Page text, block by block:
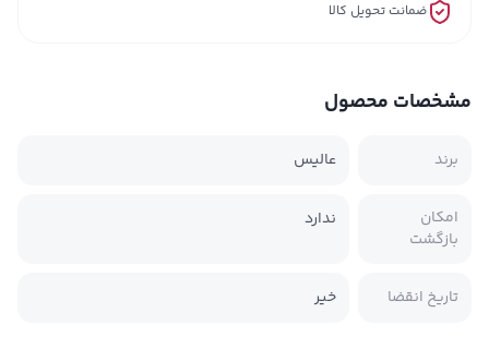
ضمانت تحویل کالا
مشخصات محصول
برند عالیس
امکان
بازگشت
ندارد
تاریخ انقضا خیر